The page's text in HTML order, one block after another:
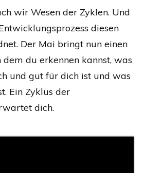
wir Wesen der Zyklen. Und
diesen
Der Mai bringt nun einen
du erkennen kannst, was
und gut für dich ist und was
Ein Zyklus der
dich.